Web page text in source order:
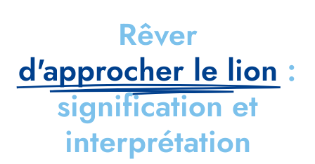
Rêver
d'approcher le lion :
signification et
interprétation